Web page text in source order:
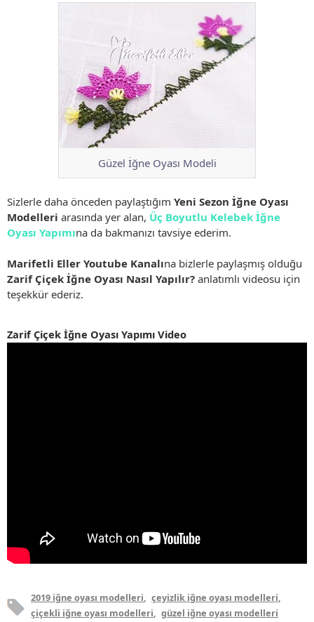
Güzel İğne Oyası Modeli
Sizlerle daha önceden paylaştığım Yeni Sezon İğne Oyası
Modelleri arasında yer alan, Üç Boyutlu Kelebek İğne
Oyası Yapımına da bakmanızı tavsiye ederim.
Marifetli Eller Youtube Kanalına bizlerle paylaşmış olduğu
Zarif Çiçek İğne Oyası Nasıl Yapılır? anlatımlı videosu için
teşekkür ederiz.
Zarif Çiçek İğne Oyası Yapımı Video
2019 iğne oyası modelleri, çeyizlik iğne oyası modelleri,
çiçekli iğne oyası modelleri, güzel iğne oyası modelleri